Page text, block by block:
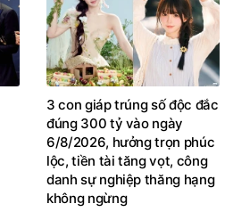
3 con giáp trúng số độc đắc
đúng 300 tỷ vào ngày
6/8/2026, hưởng trọn phúc
lộc, tiền tài tăng vọt, công
danh sự nghiệp thăng hạng
không ngừng